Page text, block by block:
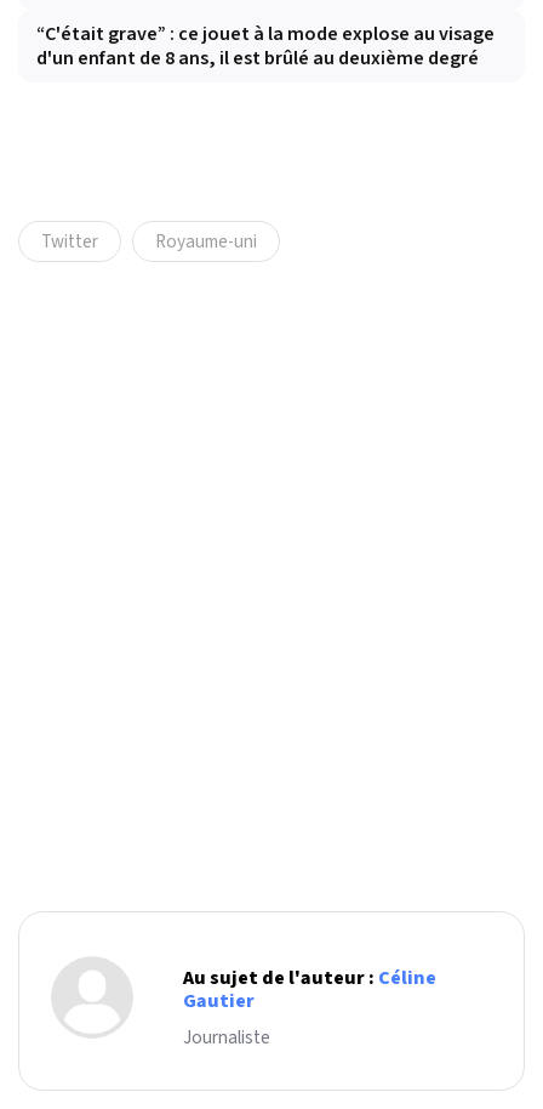
“C'était grave” : ce jouet à la mode explose au visage
d'un enfant de 8 ans, il est brûlé au deuxième degré
Twitter Royaume-uni
Au sujet de l'auteur : Céline
Gautier
Journaliste